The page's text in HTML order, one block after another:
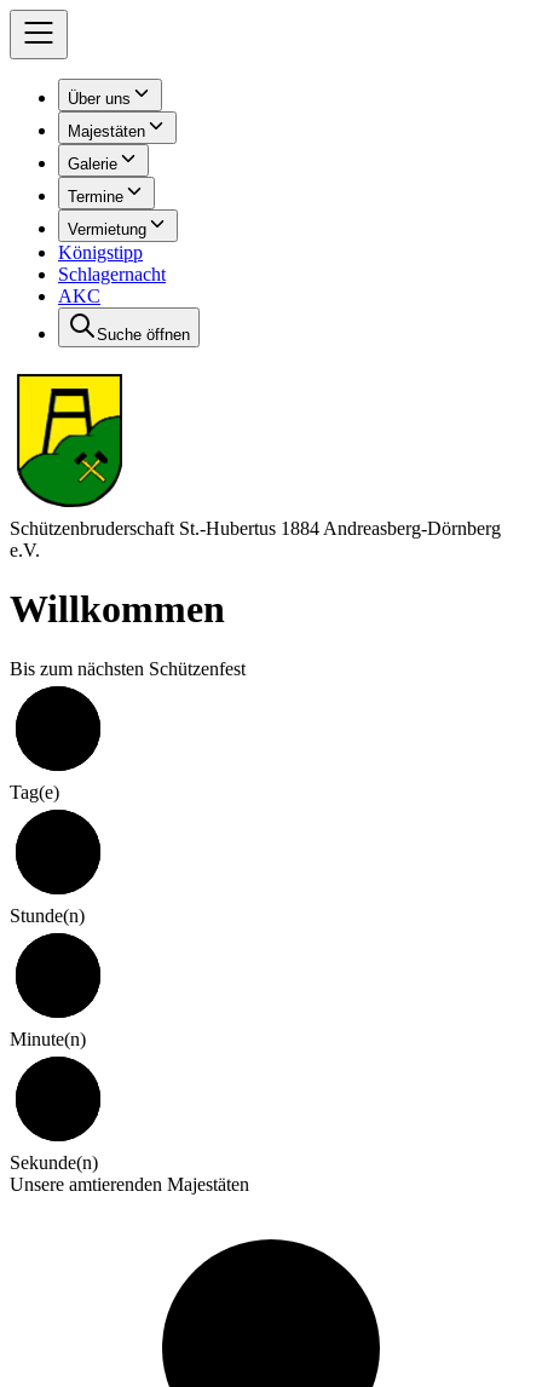
Über uns
Majestäten
Galerie
Termine
Vermietung
Königstipp
Schlagernacht
AKC
Suche öffnen
Schützenbruderschaft St.-Hubertus 1884 Andreasberg-Dörnberg
e.V.
Willkommen
Bis zum nächsten Schützenfest
Tag(e)
Stunde(n)
Minute(n)
Sekunde(n)
Unsere amtierenden Majestäten